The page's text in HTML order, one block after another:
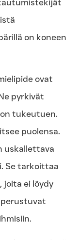
on koneen
ovat
pyrkivät
tukeutuen.
puolensa.
uskallettava
Se tarkoittaa
ei löydy
perustuvat